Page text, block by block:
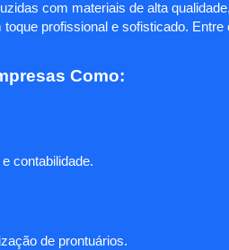
com materiais de alta
profissional e sofisticado.
Como:
contabilidade.
de prontuários.